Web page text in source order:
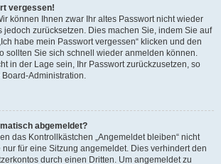
vergessen!
können Ihnen zwar Ihr altes Passwort nicht wieder
jedoch zurücksetzen. Dies machen Sie, indem Sie auf
habe mein Passwort vergessen“ klicken und den
sollten Sie sich schnell wieder anmelden können.
in der Lage sein, Ihr Passwort zurückzusetzen, so
Administration.
abgemeldet?
das Kontrollkästchen „Angemeldet bleiben“ nicht
für eine Sitzung angemeldet. Dies verhindert den
durch einen Dritten. Um angemeldet zu